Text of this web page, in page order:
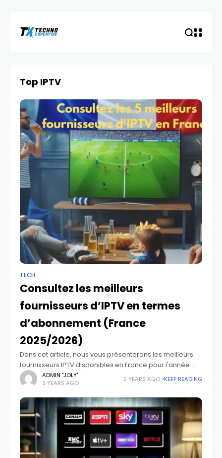
Top IPTV
TECH
Consultez les meilleurs
fournisseurs d’IPTV en termes
d’abonnement (France
2025/2026)
Dans cet article, nous vous présenterons les meilleurs
fournisseurs IPTV disponibles en France pour l'année
2024, offrant une qualité exceptionnelle. Nous avons
méticuleusement sélectionné ces prestataires selon
des critères rigoureux,
ADMIN "JOLY"
2 YEARS AGO
2 YEARS AGO KEEP READING